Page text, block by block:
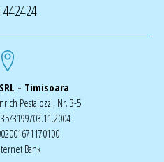
442424
- Timisoara
Pestalozzi, Nr. 3-5
3199/03.11.2004
Bank